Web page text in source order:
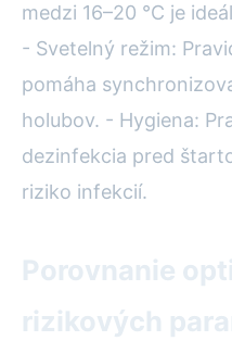
medzi 16–20 °C je
- Svetelný režim:
pomáha
holubov. - Hygiena:
dezinfekcia pred
riziko infekcií.
Porovnanie
rizikových